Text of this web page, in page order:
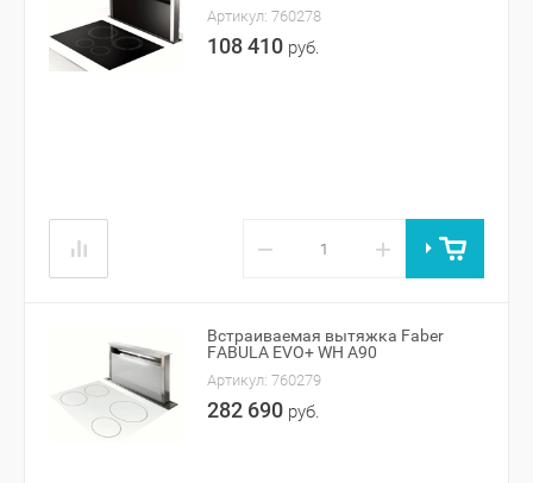
Артикул: 760278
108 410 руб.
− +
Встраиваемая вытяжка Faber
FABULA EVO+ WH A90
Артикул: 760279
282 690 руб.